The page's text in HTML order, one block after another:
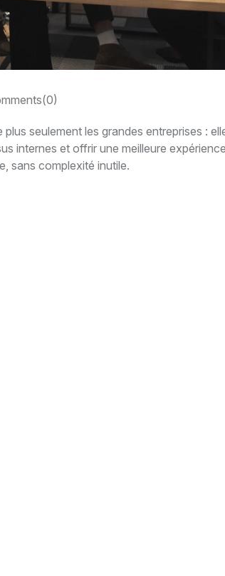
seulement les grandes entreprises :
internes et offrir une meilleure
sans complexité inutile.